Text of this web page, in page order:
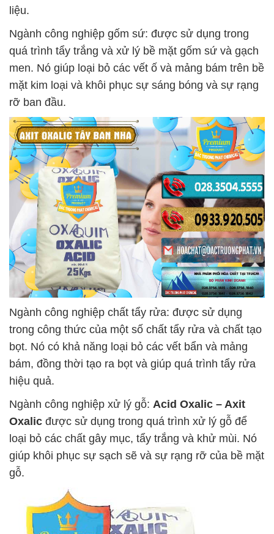
liệu.
Ngành công nghiệp gốm sứ: được sử dụng trong
quá trình tẩy trắng và xử lý bề mặt gốm sứ và gạch
men. Nó giúp loại bỏ các vết ố và mảng bám trên bề
mặt kim loại và khôi phục sự sáng bóng và sự rạng
rỡ ban đầu.
Ngành công nghiệp chất tẩy rửa: được sử dụng
trong công thức của một số chất tẩy rửa và chất tạo
bọt. Nó có khả năng loại bỏ các vết bẩn và mảng
bám, đồng thời tạo ra bọt và giúp quá trình tẩy rửa
hiệu quả.
Ngành công nghiệp xử lý gỗ: Acid Oxalic – Axit
Oxalic được sử dụng trong quá trình xử lý gỗ để
loại bỏ các chất gây mục, tẩy trắng và khử mùi. Nó
giúp khôi phục sự sạch sẽ và sự rạng rỡ của bề mặt
gỗ.